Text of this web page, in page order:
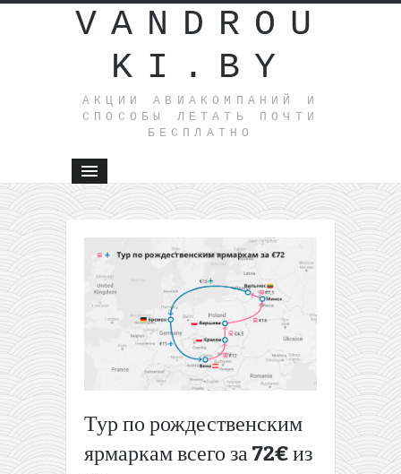
VANDROU
KI.BY
АКЦИИ АВИАКОМПАНИЙ И
СПОСОБЫ ЛЕТАТЬ ПОЧТИ
БЕСПЛАТНО
Тур по рождественским
ярмаркам всего за 72€ из
Сборка:
из
в Майами
всего за
260€
обратно
фестивали
Европы и